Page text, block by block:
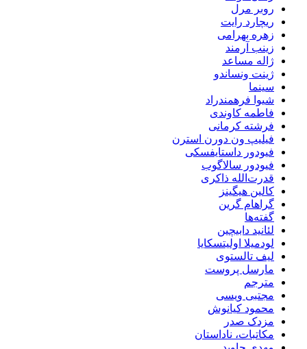
روبر مرل
ریچارد رایت
زهره بهرامی
زینب آرمند
ژاله مساعد
ژینت ونساندو
سینما
شیوا فرهمندراد
فاطمه کاوندی
فرشته کرمانی
فیلیپ ون دورن استرن
فیودور داستایفسکی
فیودور سالاگوب
قدرت‌الله ذاکری
کالین هیگینز
گراهام گرین
گفته‌ها
لئانید دابیچین
لودمیلا اولیتسکایا
لیف تالستوی
مارسل پروست
مترجم
مجتبی ویسی
محمود کیانوش
مزدک صدر
مکاتبات، ناداستان